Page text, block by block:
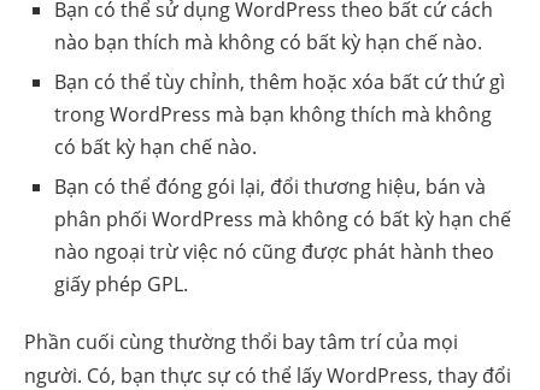
Bạn có thể sử dụng WordPress theo bất cứ cách
nào bạn thích mà không có bất kỳ hạn chế nào.
Bạn có thể tùy chỉnh, thêm hoặc xóa bất cứ thứ gì
trong WordPress mà bạn không thích mà không
có bất kỳ hạn chế nào.
Bạn có thể đóng gói lại, đổi thương hiệu, bán và
phân phối WordPress mà không có bất kỳ hạn chế
nào ngoại trừ việc nó cũng được phát hành theo
giấy phép GPL.
Phần cuối cùng thường thổi bay tâm trí của mọi
người. Có, bạn thực sự có thể lấy WordPress, thay đổi